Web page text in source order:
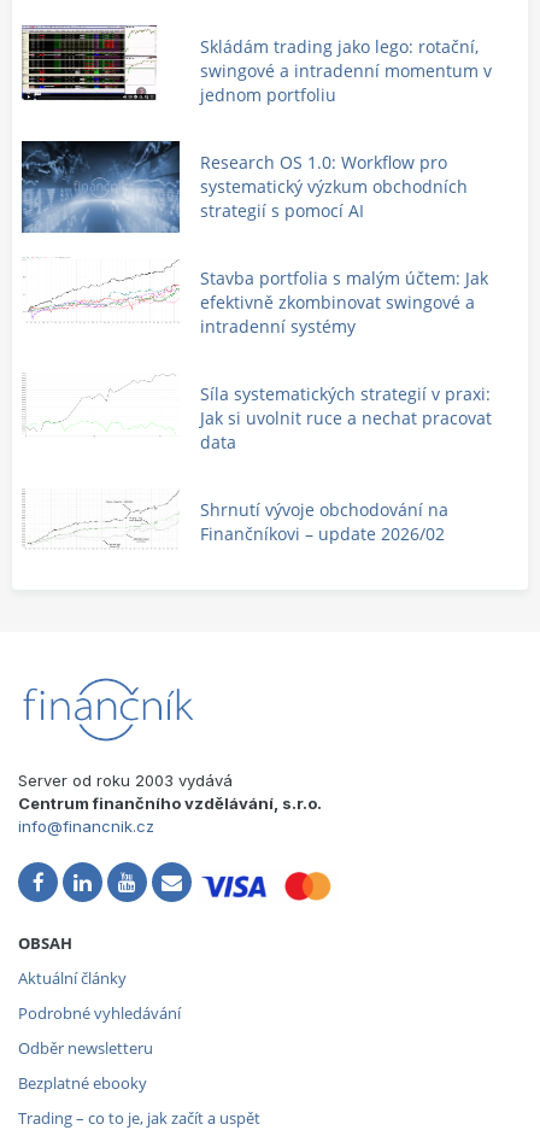
Skládám trading jako lego: rotační,
swingové a intradenní momentum v
jednom portfoliu
Research OS 1.0: Workflow pro
systematický výzkum obchodních
strategií s pomocí AI
Stavba portfolia s malým účtem: Jak
efektivně zkombinovat swingové a
intradenní systémy
Síla systematických strategií v praxi:
Jak si uvolnit ruce a nechat pracovat
data
Shrnutí vývoje obchodování na
Finančníkovi – update 2026/02
Server od roku 2003 vydává
Centrum finančního vzdělávání, s.r.o.
info@financnik.cz
OBSAH
Aktuální články
Podrobné vyhledávání
Odběr newsletteru
Bezplatné ebooky
Trading – co to je, jak začít a uspět